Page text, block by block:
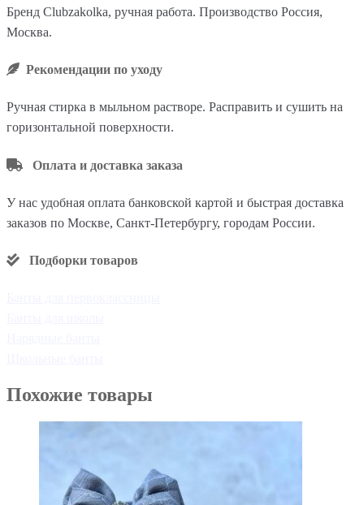
Бренд Clubzakolka, ручная работа. Производство Россия,
Москва.
Рекомендации по уходу
Ручная стирка в мыльном растворе. Расправить и сушить на
горизонтальной поверхности.
Оплата и доставка заказа
У нас удобная оплата банковской картой и быстрая доставка
заказов по Москве, Санкт-Петербургу, городам России.
Подборки товаров
Похожие товары